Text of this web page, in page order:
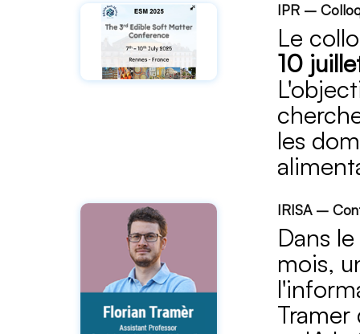
IPR –
Le
10
les
IRISA –
Dans
mois,